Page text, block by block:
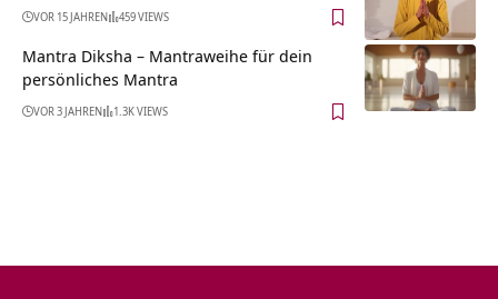
VOR 15 JAHREN 459 VIEWS
Mantra Diksha – Mantraweihe für dein
persönliches Mantra
VOR 3 JAHREN 1.3K VIEWS